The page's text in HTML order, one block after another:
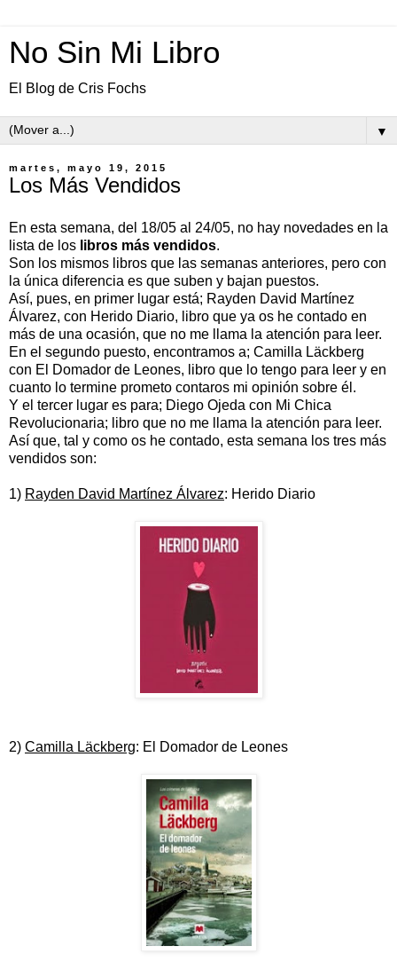
No Sin Mi Libro
El Blog de Cris Fochs
▼
martes, mayo 19, 2015
Los Más Vendidos
En esta semana, del 18/05 al 24/05, no hay novedades en la
lista de los libros más vendidos.
Son los mismos libros que las semanas anteriores, pero con
la única diferencia es que suben y bajan puestos.
Así, pues, en primer lugar está; Rayden David Martínez
Álvarez, con Herido Diario, libro que ya os he contado en
más de una ocasión, que no me llama la atención para leer.
En el segundo puesto, encontramos a; Camilla Läckberg
con El Domador de Leones, libro que lo tengo para leer y en
cuanto lo termine prometo contaros mi opinión sobre él.
Y el tercer lugar es para; Diego Ojeda con Mi Chica
Revolucionaria; libro que no me llama la atención para leer.
Así que, tal y como os he contado, esta semana los tres más
vendidos son:
1) Rayden David Martínez Álvarez: Herido Diario
2) Camilla Läckberg: El Domador de Leones